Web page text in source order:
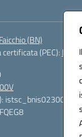
(BN)
(PEC):
istsc_bnis02300v